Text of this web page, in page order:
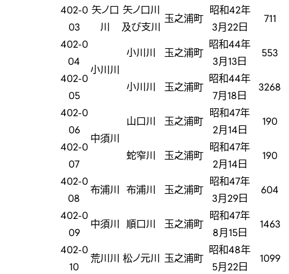
402-0
03
矢ノ口
川
矢ノ口川
及び支川
玉之浦町
昭和42年
3月22日
711
402-0
04
小川川
小川川 玉之浦町
昭和44年
3月13日
553
402-0
05
小川川 玉之浦町
昭和44年
7月18日
3268
402-0
06
中須川
山口川 玉之浦町
昭和47年
2月14日
190
402-0
07
蛇窄川 玉之浦町
昭和47年
2月14日
190
402-0
08
布浦川 布浦川 玉之浦町
昭和47年
3月29日
604
402-0
09
中須川 順口川 玉之浦町
昭和47年
8月15日
1463
402-0
10
荒川川 松ノ元川 玉之浦町
昭和48年
5月22日
1099